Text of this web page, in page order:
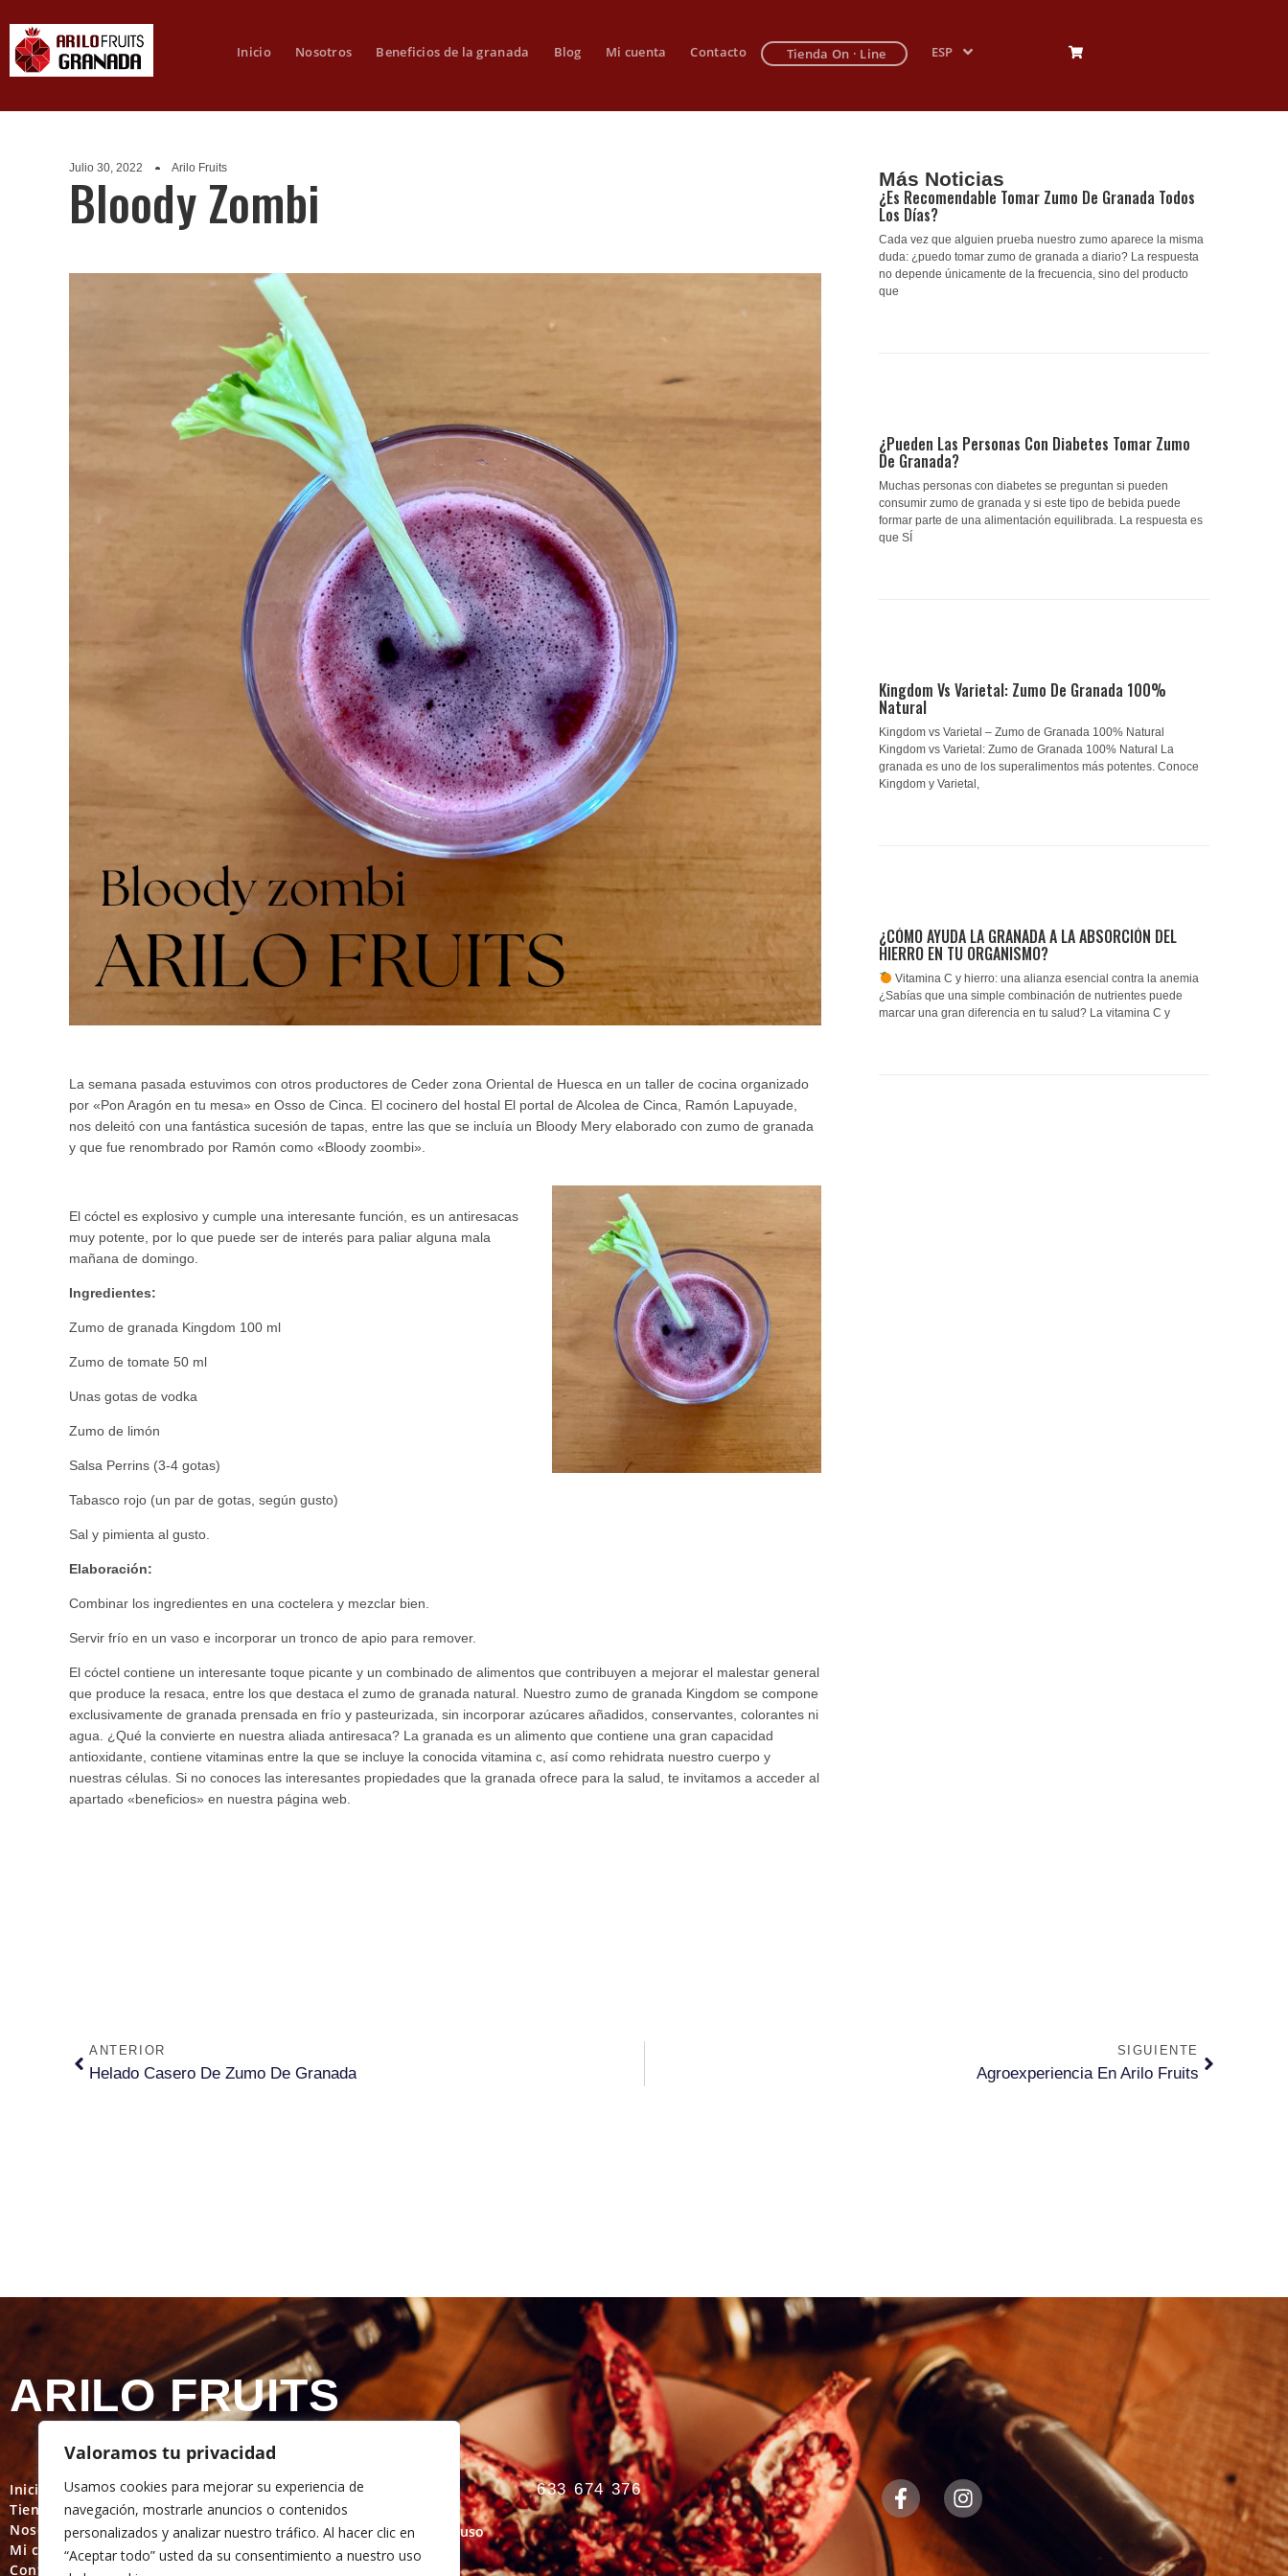
Valoramos tu privacidad
Usamos cookies para mejorar su experiencia de
navegación, mostrarle anuncios o contenidos
personalizados y analizar nuestro tráfico. Al hacer clic en
“Aceptar todo” usted da su consentimiento a nuestro uso
Inicio Nosotros Beneficios de la granada Blog Mi cuenta Contacto Tienda On · Line ESP
Julio 30, 2022 Arilo Fruits
Bloody Zombi
La semana pasada estuvimos con otros productores de Ceder zona Oriental de Huesca en un taller de cocina organizado
por «Pon Aragón en tu mesa» en Osso de Cinca. El cocinero del hostal El portal de Alcolea de Cinca, Ramón Lapuyade,
nos deleitó con una fantástica sucesión de tapas, entre las que se incluía un Bloody Mery elaborado con zumo de granada
y que fue renombrado por Ramón como «Bloody zoombi».
El cóctel es explosivo y cumple una interesante función, es un antiresacas
muy potente, por lo que puede ser de interés para paliar alguna mala
mañana de domingo.
Ingredientes:
Zumo de granada Kingdom 100 ml
Zumo de tomate 50 ml
Unas gotas de vodka
Zumo de limón
Salsa Perrins (3-4 gotas)
Tabasco rojo (un par de gotas, según gusto)
Sal y pimienta al gusto.
Elaboración:
Combinar los ingredientes en una coctelera y mezclar bien.
Servir frío en un vaso e incorporar un tronco de apio para remover.
El cóctel contiene un interesante toque picante y un combinado de alimentos que contribuyen a mejorar el malestar general
que produce la resaca, entre los que destaca el zumo de granada natural. Nuestro zumo de granada Kingdom se compone
exclusivamente de granada prensada en frío y pasteurizada, sin incorporar azúcares añadidos, conservantes, colorantes ni
agua. ¿Qué la convierte en nuestra aliada antiresaca? La granada es un alimento que contiene una gran capacidad
antioxidante, contiene vitaminas entre la que se incluye la conocida vitamina c, así como rehidrata nuestro cuerpo y
nuestras células. Si no conoces las interesantes propiedades que la granada ofrece para la salud, te invitamos a acceder al
apartado «beneficios» en nuestra página web.
Más Noticias
¿Es Recomendable Tomar Zumo De Granada Todos
Los Días?
Cada vez que alguien prueba nuestro zumo aparece la misma
duda: ¿puedo tomar zumo de granada a diario? La respuesta
no depende únicamente de la frecuencia, sino del producto
que
¿Pueden Las Personas Con Diabetes Tomar Zumo
De Granada?
Muchas personas con diabetes se preguntan si pueden
consumir zumo de granada y si este tipo de bebida puede
formar parte de una alimentación equilibrada. La respuesta es
que SÍ
Kingdom Vs Varietal: Zumo De Granada 100%
Natural
Kingdom vs Varietal – Zumo de Granada 100% Natural
Kingdom vs Varietal: Zumo de Granada 100% Natural La
granada es uno de los superalimentos más potentes. Conoce
Kingdom y Varietal,
¿CÓMO AYUDA LA GRANADA A LA ABSORCIÓN DEL
HIERRO EN TU ORGANISMO?
Vitamina C y hierro: una alianza esencial contra la anemia
¿Sabías que una simple combinación de nutrientes puede
marcar una gran diferencia en tu salud? La vitamina C y
ANTERIOR
Helado Casero De Zumo De Granada
SIGUIENTE
Agroexperiencia En Arilo Fruits
ARILO FRUITS
Inicio
Tienda On Line
Nosotros
Mi cuenta
Contacto
Política de privacidad
Política de cookies
Términos y condiciones de uso
Política de devolución
633 674 376